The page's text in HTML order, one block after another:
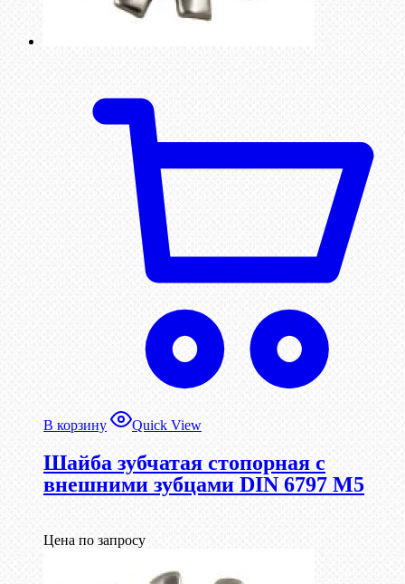
В корзину Quick View
Шайба зубчатая стопорная с
внешними зубцами DIN 6797 М5
Цена по запросу